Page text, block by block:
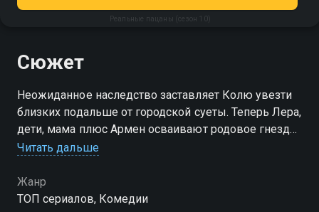
Реальные пацаны (сезон 10)
Сюжет
Неожиданное наследство заставляет Колю увезти
близких подальше от городской суеты. Теперь Лера,
дети, мама плюс Армен осваивают родовое гнездо.
Там супруга получает должность преподавателя
поднять уровень комфорта простых сельчан, наводя
суровую дисциплину. Вскоре сюда заявляются
Читать дальше
Жанр
ТОП сериалов, Комедии